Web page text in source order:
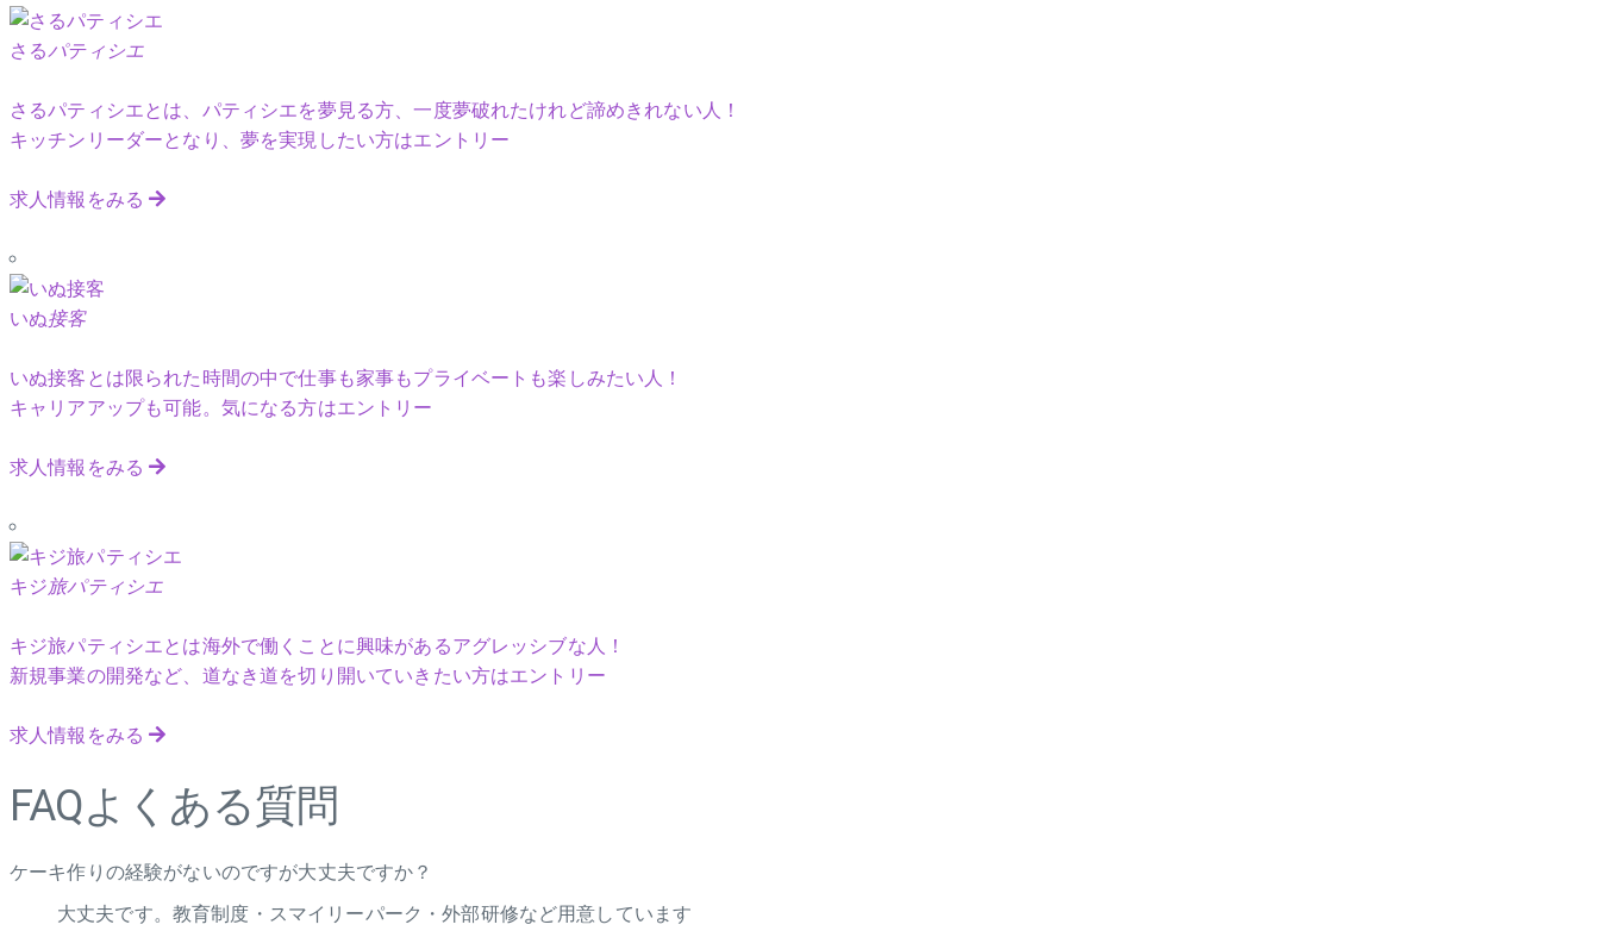
さるパティシエ
さるパティシエとは、パティシエを夢見る方、一度夢破れたけれど諦めきれない人！
キッチンリーダーとなり、夢を実現したい方はエントリー
求人情報をみる
いぬ接客
いぬ接客とは限られた時間の中で仕事も家事もプライベートも楽しみたい人！
キャリアアップも可能。気になる方はエントリー
求人情報をみる
キジ旅パティシエ
キジ旅パティシエとは海外で働くことに興味があるアグレッシブな人！
新規事業の開発など、道なき道を切り開いていきたい方はエントリー
求人情報をみる
FAQよくある質問
ケーキ作りの経験がないのですが大丈夫ですか？
大丈夫です。教育制度・スマイリーパーク・外部研修など用意しています